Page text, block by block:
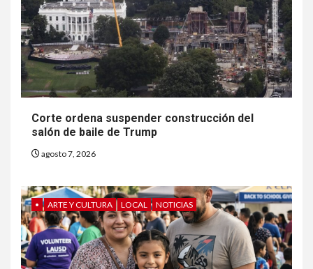
Corte ordena suspender construcción del
salón de baile de Trump
agosto 7, 2026
• ARTE Y CULTURA LOCAL NOTICIAS